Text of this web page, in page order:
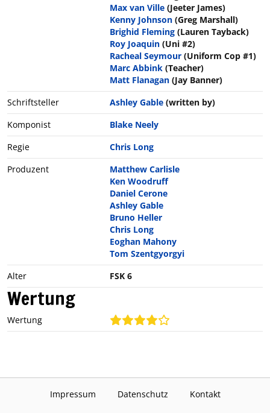
Max van Ville (Jeeter James)
Kenny Johnson (Greg Marshall)
Brighid Fleming (Lauren Tayback)
Roy Joaquin (Uni #2)
Racheal Seymour (Uniform Cop #1)
Marc Abbink (Teacher)
Matt Flanagan (Jay Banner)
Schriftsteller
Ashley Gable (written by)
Komponist
Blake Neely
Regie
Chris Long
Produzent
Matthew Carlisle
Ken Woodruff
Daniel Cerone
Ashley Gable
Bruno Heller
Chris Long
Eoghan Mahony
Tom Szentgyorgyi
Alter
FSK 6
Wertung
Wertung
Impressum Datenschutz Kontakt